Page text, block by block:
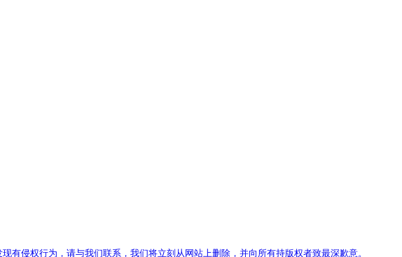
侵权行为，请与我们联系，我们将立刻从网站上删除，并向所有持版权者致最深歉意。